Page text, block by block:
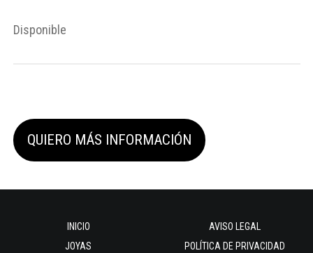
Disponible
QUIERO MÁS INFORMACIÓN
INICIO
JOYAS
AVISO LEGAL
POLÍTICA DE PRIVACIDAD